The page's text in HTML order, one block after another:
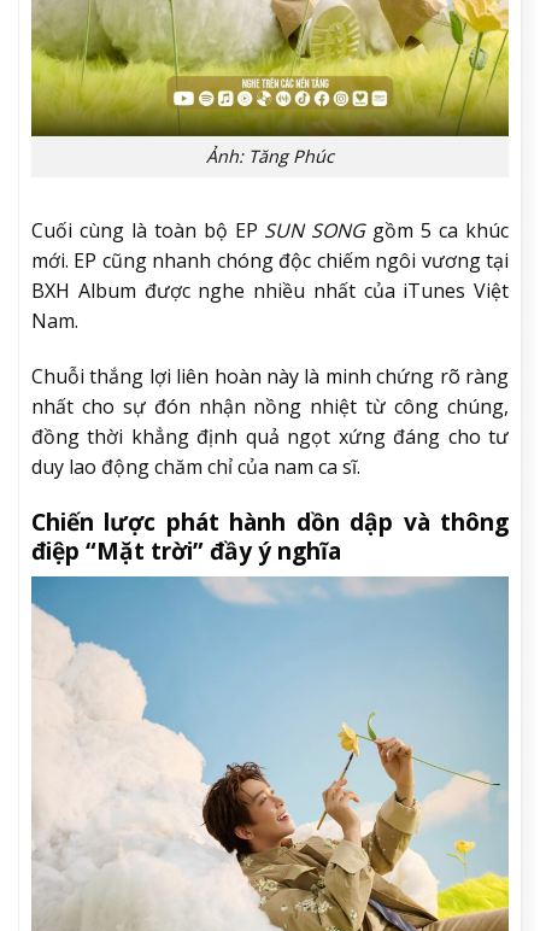
Ảnh: Tăng Phúc
Cuối cùng là toàn bộ EP SUN SONGgồm 5 ca khúc
mới. EP cũng nhanh chóng độc chiếm ngôi vương tại
BXH Album được nghe nhiều nhất của iTunes Việt
Nam.
Chuỗi thắng lợi liên hoàn này là minh chứng rõ ràng
nhất cho sự đón nhận nồng nhiệt từ công chúng,
đồng thời khẳng định quả ngọt xứng đáng cho tư
duy lao động chăm chỉ của nam ca sĩ.
Chiến lược phát hành dồn dập và thông
điệp “Mặt trời” đầy ý nghĩa